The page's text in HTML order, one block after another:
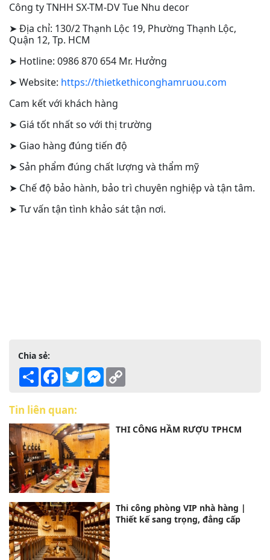
Công ty TNHH SX-TM-DV Tue Nhu decor
➤ Địa chỉ: 130/2 Thạnh Lộc 19, Phường Thạnh Lộc,
Quận 12, Tp. HCM
➤ Hotline: 0986 870 654 Mr. Hưởng
➤ Website: https://thietkethiconghamruou.com
Cam kết với khách hàng
➤ Giá tốt nhất so với thị trường
➤ Giao hàng đúng tiến độ
➤ Sản phẩm đúng chất lượng và thẩm mỹ
➤ Chế độ bảo hành, bảo trì chuyên nghiệp và tận tâm.
➤ Tư vấn tận tình khảo sát tận nơi.
Chia sẻ:
Share Facebook
TwitterMessenger
Tin liên quan:
THI CÔNG HẦM RƯỢU TPHCM
Thi công phòng VIP nhà hàng |
Thiết kế sang trọng, đẳng cấp